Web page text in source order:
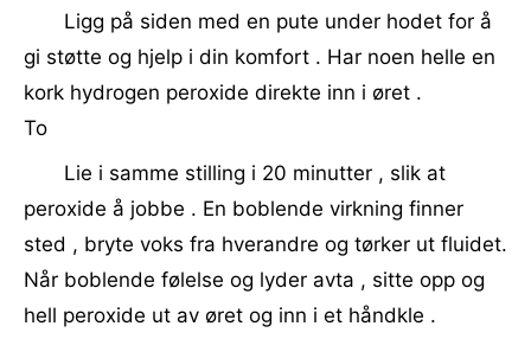
Ligg på siden med en pute under hodet for å
gi støtte og hjelp i din komfort . Har noen helle en
kork hydrogen peroxide direkte inn i øret .
To
Lie i samme stilling i 20 minutter , slik at
peroxide å jobbe . En boblende virkning finner
sted , bryte voks fra hverandre og tørker ut fluidet.
Når boblende følelse og lyder avta , sitte opp og
hell peroxide ut av øret og inn i et håndkle .